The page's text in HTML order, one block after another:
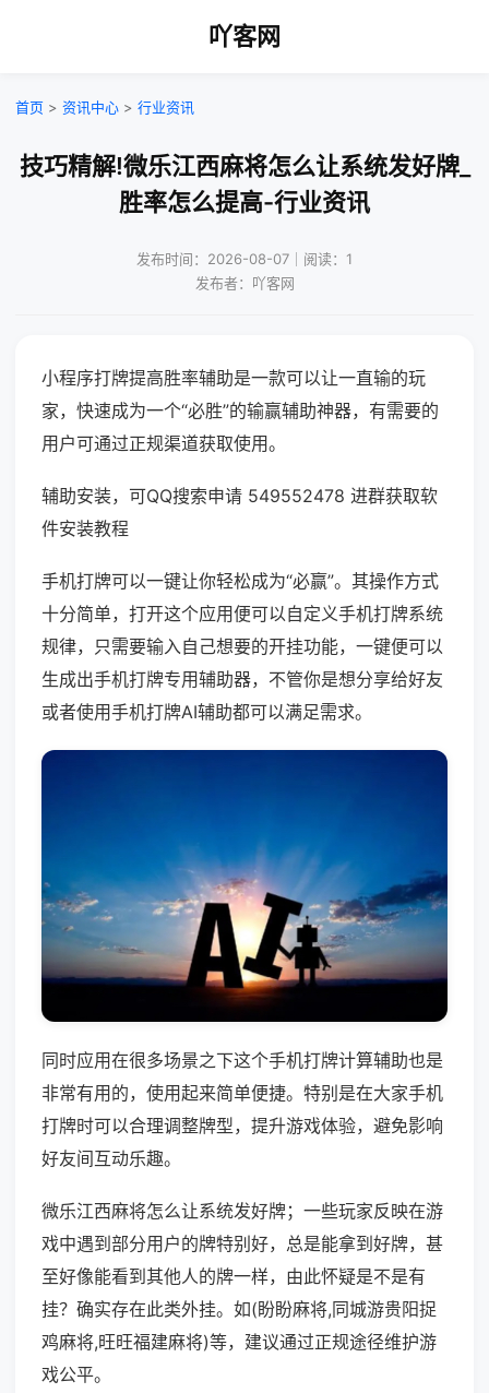
吖客网
首页 > 资讯中心 > 行业资讯
技巧精解!微乐江西麻将怎么让系统发好牌_
胜率怎么提高-行业资讯
发布时间：2026-08-07｜阅读：1
发布者：吖客网
小程序打牌提高胜率辅助是一款可以让一直输的玩
家，快速成为一个“必胜”的输赢辅助神器，有需要的
用户可通过正规渠道获取使用。
辅助安装，可QQ搜索申请 549552478 进群获取软
件安装教程
手机打牌可以一键让你轻松成为“必赢”。其操作方式
十分简单，打开这个应用便可以自定义手机打牌系统
规律，只需要输入自己想要的开挂功能，一键便可以
生成出手机打牌专用辅助器，不管你是想分享给好友
或者使用手机打牌AI辅助都可以满足需求。
同时应用在很多场景之下这个手机打牌计算辅助也是
非常有用的，使用起来简单便捷。特别是在大家手机
打牌时可以合理调整牌型，提升游戏体验，避免影响
好友间互动乐趣。
微乐江西麻将怎么让系统发好牌；一些玩家反映在游
戏中遇到部分用户的牌特别好，总是能拿到好牌，甚
至好像能看到其他人的牌一样，由此怀疑是不是有
挂？确实存在此类外挂。如(盼盼麻将,同城游贵阳捉
鸡麻将,旺旺福建麻将)等，建议通过正规途径维护游
戏公平。